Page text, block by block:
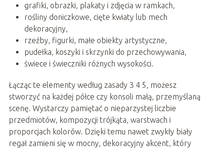
grafiki, obrazki, plakaty i zdjęcia w ramkach,
rośliny doniczkowe, cięte kwiaty lub mech
dekoracyjny,
rzeźby, figurki, małe obiekty artystyczne,
pudełka, koszyki i skrzynki do przechowywania,
świece i świeczniki różnych wysokości.
Łącząc te elementy według zasady 3 4 5, możesz
stworzyć na każdej półce czy konsoli małą, przemyślaną
scenę. Wystarczy pamiętać o nieparzystej liczbie
przedmiotów, kompozycji trójkąta, warstwach i
proporcjach kolorów. Dzięki temu nawet zwykły biały
regał zamieni się w mocny, dekoracyjny akcent, który